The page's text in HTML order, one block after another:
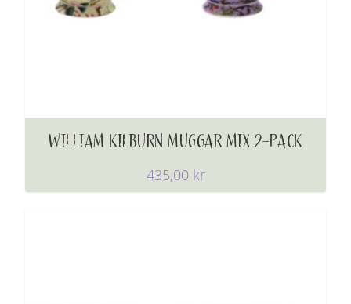
WILLIAM KILBURN MUGGAR MIX 2-PACK
435,00 kr